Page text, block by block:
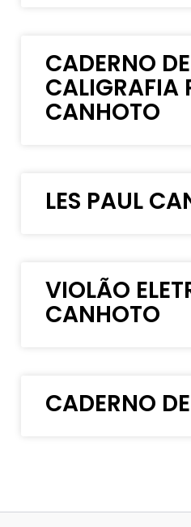
CADERNO DE
CALIGRAFIA
CANHOTO
LES PAUL
VIOLÃO
CANHOTO
CADERNO